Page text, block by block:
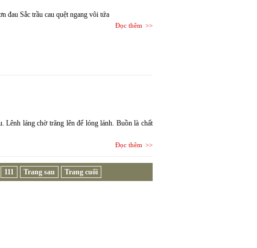
đau Sắc trầu cau quệt ngang vôi tứa
Đọc thêm
Lênh láng chờ trăng lên để lóng lánh. Buồn là chất
Đọc thêm
111 Trang sau Trang cuối